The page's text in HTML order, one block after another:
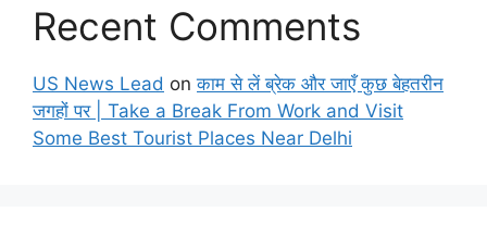
Recent Comments
US News Lead onकाम से लें ब्रेक और जाएँ कुछ बेहतरीन
जगहों पर | Take a Break From Work and Visit
Some Best Tourist Places Near Delhi